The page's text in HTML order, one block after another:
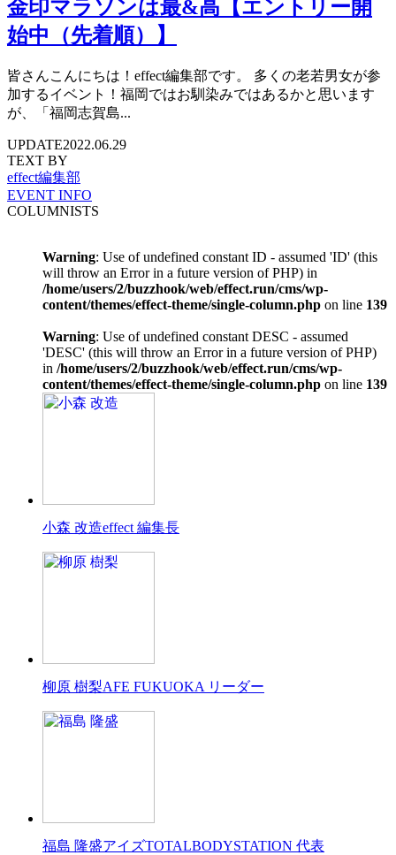
金印マラソンは最&高【エントリー開
始中（先着順）】
皆さんこんにちは！effect編集部です。 多くの老若男女が参
加するイベント！福岡ではお馴染みではあるかと思います
が、「福岡志賀島...
UPDATE2022.06.29
TEXT BY
effect編集部
EVENT INFO
COLUMNISTS
Warning: Use of undefined constant ID - assumed 'ID' (this
will throw an Error in a future version of PHP) in
/home/users/2/buzzhook/web/effect.run/cms/wp-
content/themes/effect-theme/single-column.php on line 139
Warning: Use of undefined constant DESC - assumed
'DESC' (this will throw an Error in a future version of PHP)
in /home/users/2/buzzhook/web/effect.run/cms/wp-
content/themes/effect-theme/single-column.php on line 139
小森 改造effect 編集長
柳原 樹梨AFE FUKUOKA リーダー
福島 隆盛アイズTOTALBODYSTATION 代表